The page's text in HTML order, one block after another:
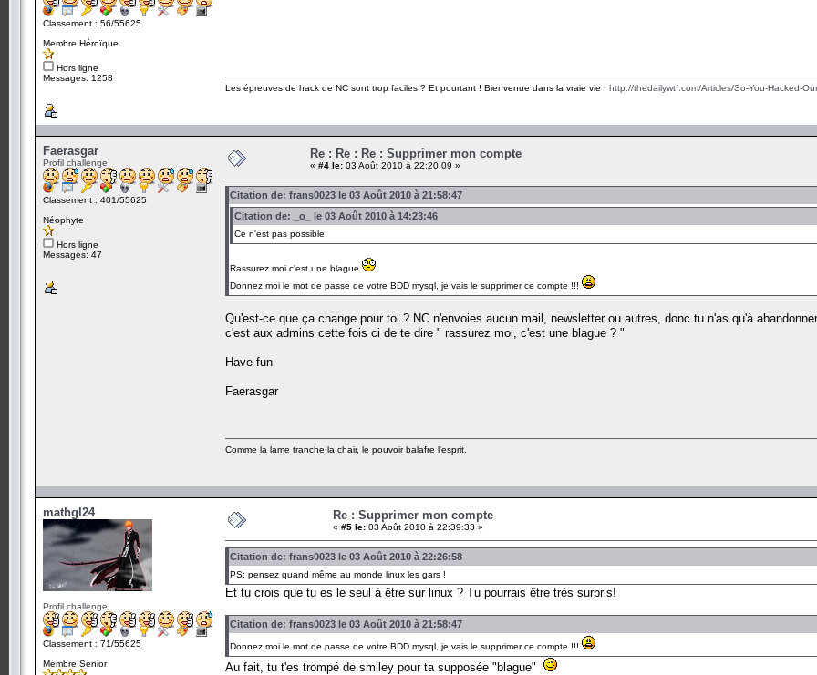
Classement : 56/55625
Membre Héroïque
Hors ligne
Messages: 1258
Les épreuves de hack de NC sont trop faciles ? Et pourtant ! Bienvenue dans la vraie vie : http://thedailywtf.com/Articles/So-You-Hacked-
Faerasgar
Profil challenge
Classement : 401/55625
Néophyte
Hors ligne
Messages: 47
Re : Re : Re : Supprimer mon compte
« #4 le: 03 Août 2010 à 22:20:09 »
Citation de: frans0023 le 03 Août 2010 à 21:58:47
Citation de: _o_ le 03 Août 2010 à 14:23:46
Ce n'est pas possible.
Rassurez moi c'est une blague
Donnez moi le mot de passe de votre BDD mysql, je vais le supprimer ce compte !!!
Qu'est-ce que ça change pour toi ? NC n'envoies aucun mail, newsletter ou autres, donc tu n'as qu'à
c'est aux admins cette fois ci de te dire " rassurez moi, c'est une blague ? "
Have fun
Faerasgar
Comme la lame tranche la chair, le pouvoir balafre l'esprit.
mathgl24
Profil challenge
Classement : 71/55625
Membre Senior
Re : Supprimer mon compte
« #5 le: 03 Août 2010 à 22:39:33 »
Citation de: frans0023 le 03 Août 2010 à 22:26:58
PS: pensez quand même au monde linux les gars !
Et tu crois que tu es le seul à être sur linux ? Tu pourrais être très surpris!
Citation de: frans0023 le 03 Août 2010 à 21:58:47
Donnez moi le mot de passe de votre BDD mysql, je vais le supprimer ce compte !!!
Au fait, tu t'es trompé de smiley pour ta supposée "blague"